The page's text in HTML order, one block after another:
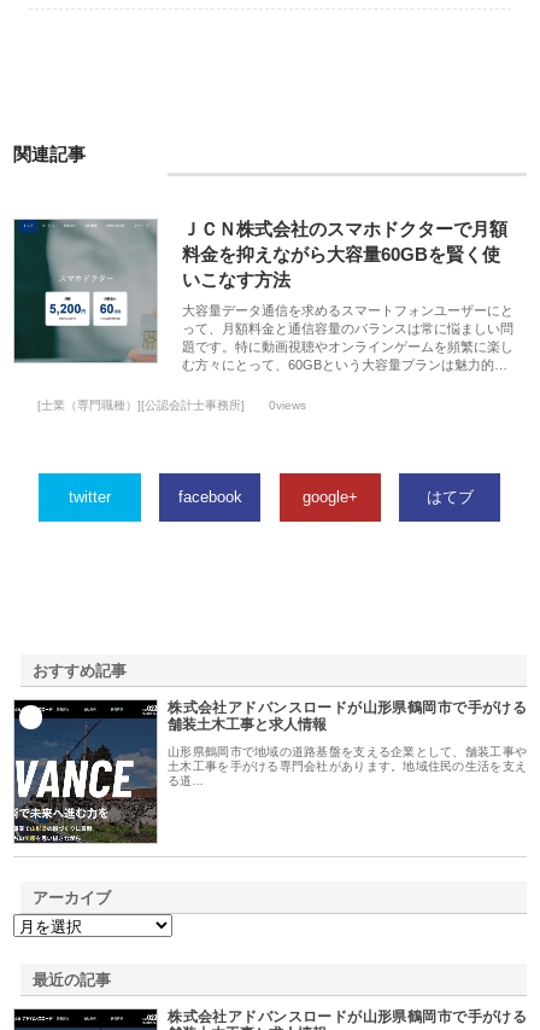
関連記事
ＪＣＮ株式会社のスマホドクターで月額
料金を抑えながら大容量60GBを賢く使
いこなす方法
大容量データ通信を求めるスマートフォンユーザーにと
って、月額料金と通信容量のバランスは常に悩ましい問
題です。特に動画視聴やオンラインゲームを頻繁に楽し
む方々にとって、60GBという大容量プランは魅力的…
[士業（専門職種）][公認会計士事務所] 0views
twitter facebook google+ はてブ
おすすめ記事
株式会社アドバンスロードが山形県鶴岡市で手がける
舗装土木工事と求人情報
山形県鶴岡市で地域の道路基盤を支える企業として、舗装工事や
土木工事を手がける専門会社があります。地域住民の生活を支え
る道…
アーカイブ
最近の記事
株式会社アドバンスロードが山形県鶴岡市で手がける